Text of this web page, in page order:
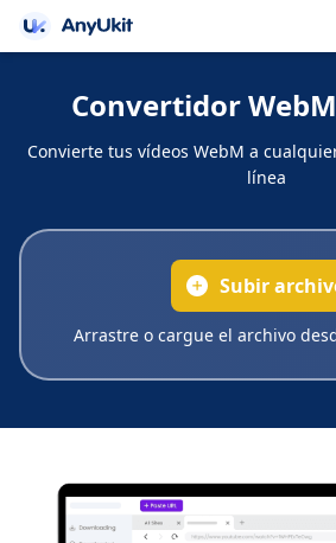
Convertidor
Convierte tus vídeos WebM a
línea
Subir
Arrastre o cargue el archivo